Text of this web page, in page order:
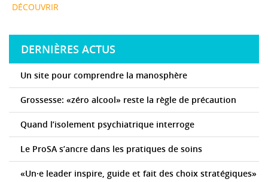
DÉCOUVRIR
DERNIÈRES ACTUS
Un site pour comprendre la manosphère
Grossesse: «zéro alcool» reste la règle de précaution
Quand l’isolement psychiatrique interroge
Le ProSA s’ancre dans les pratiques de soins
«Un·e leader inspire, guide et fait des choix stratégiques»